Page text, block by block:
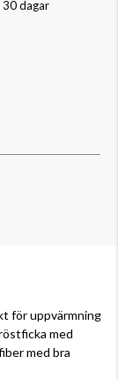
dagar
för uppvärmning
med
med bra